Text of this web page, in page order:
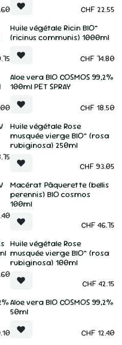
CHF22.55
Huile végétale Ricin BIO*
(ricinus communis) 1000ml
CHF 74.80
Aloe vera BIO COSMOS 99,2%
100ml PET SPRAY
CHF 18.50
Huile végétale Rose
musquée vierge BIO* (rosa
rubiginosa) 250ml
CHF93.05
Macérat Pâquerette (bellis
perennis) BIO cosmos
100ml
CHF46.75
Huile végétale Rose
musquée vierge BIO* (rosa
rubiginosa) 100ml
CHF42.15
Aloe vera BIO COSMOS 99,2%
50ml
CHF 12.40